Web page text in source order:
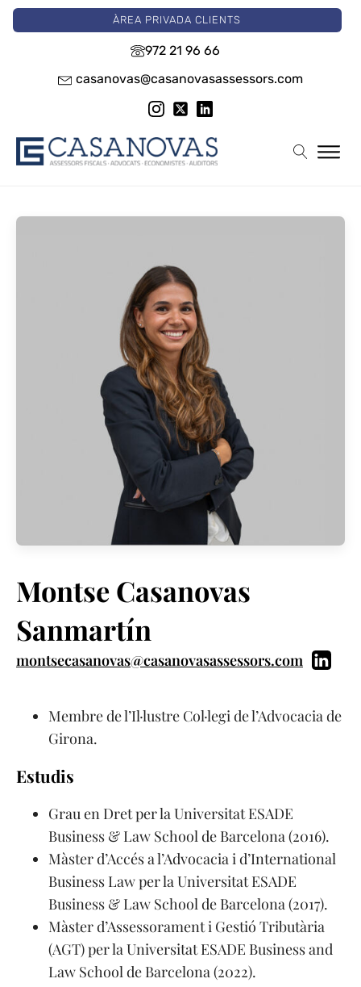
ÀREA PRIVADA CLIENTS
972 21 96 66
casanovas@casanovasassessors.com
Montse Casanovas
Sanmartín
montsecasanovas@casanovasassessors.com
Membre de l’Il·lustre Col·legi de l’Advocacia de
Girona.
Estudis
Grau en Dret per la Universitat ESADE
Business & Law School de Barcelona (2016).
Màster d’Accés a l’Advocacia i d’International
Business Law per la Universitat ESADE
Business & Law School de Barcelona (2017).
Màster d’Assessorament i Gestió Tributària
(AGT) per la Universitat ESADE Business and
Law School de Barcelona (2022).